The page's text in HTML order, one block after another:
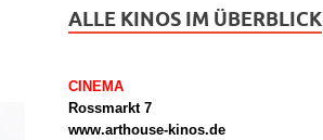
ALLE KINOS IM ÜBERBLICK
CINEMA
Rossmarkt 7
www.arthouse-kinos.de